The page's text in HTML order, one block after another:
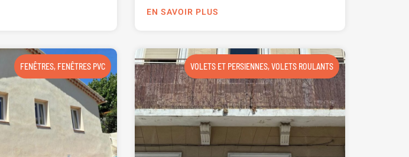
EN SAVOIR PLUS
FENÊTRES, FENÊTRES PVC VOLETS ET PERSIENNES,VOLETS ROULANTS